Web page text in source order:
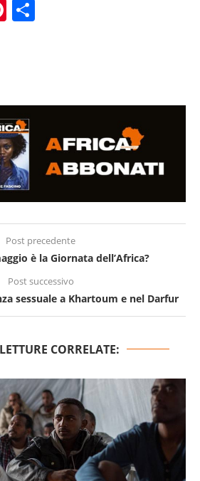
Pinterest
Post precedente
è la Giornata dell’Africa?
Post successivo
sessuale a Khartoum e nel Darfur
CORRELATE: